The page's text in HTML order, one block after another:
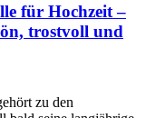
für Hochzeit –
trostvoll und
zu den